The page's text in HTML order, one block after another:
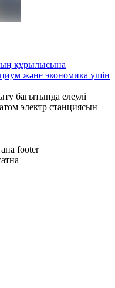
құрылысына
және экономика үшін
бағытында елеулі
электр станциясын